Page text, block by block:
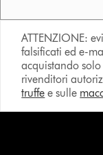
ATTENZIONE:
falsificati ed e-
acquistando
rivenditori
truffe e sulle